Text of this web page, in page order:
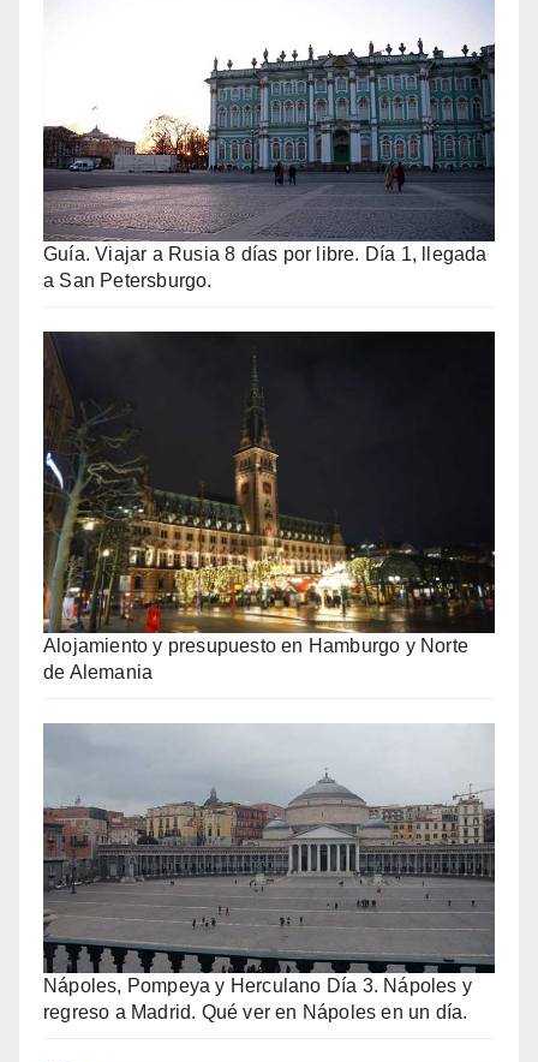
Guía. Viajar a Rusia 8 días por libre. Día 1, llegada
a San Petersburgo.
Alojamiento y presupuesto en Hamburgo y Norte
de Alemania
Nápoles, Pompeya y Herculano Día 3. Nápoles y
regreso a Madrid. Qué ver en Nápoles en un día.